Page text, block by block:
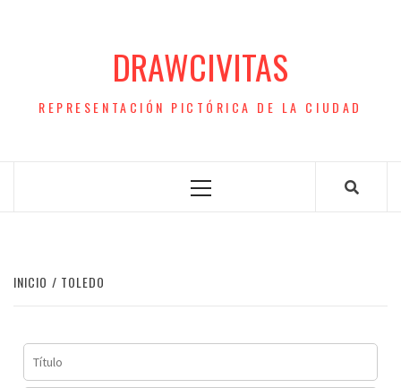
DRAWCIVITAS
REPRESENTACIÓN PICTÓRICA DE LA CIUDAD
Menú
INICIO TOLEDO